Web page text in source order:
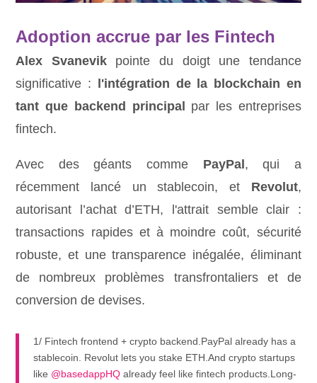
Adoption accrue par les Fintech
Alex Svanevikpointe du doigt une tendance
significative : l'intégration de la blockchain en
tant que backend principal par les entreprises
fintech.
Avec des géants comme PayPal, qui a
récemment lancé un stablecoin, et Revolut,
autorisant l’achat d’ETH, l'attrait semble clair :
transactions rapides et à moindre coût, sécurité
robuste, et une transparence inégalée, éliminant
de nombreux problèmes transfrontaliers et de
conversion de devises.
1/ Fintech frontend + crypto backend.PayPal already has a
stablecoin. Revolut lets you stake ETH.And crypto startups
like @basedappHQ already feel like fintech products.Long-